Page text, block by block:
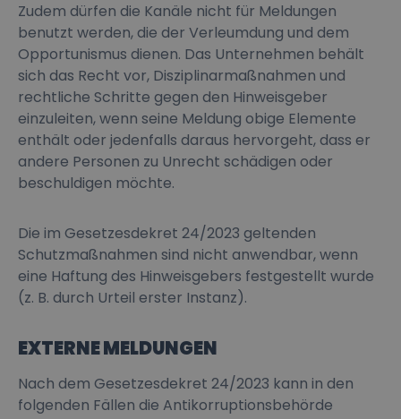
Zudem dürfen die Kanäle nicht für Meldungen
benutzt werden, die der Verleumdung und dem
Opportunismus dienen. Das Unternehmen behält
sich das Recht vor, Disziplinarmaßnahmen und
rechtliche Schritte gegen den Hinweisgeber
einzuleiten, wenn seine Meldung obige Elemente
enthält oder jedenfalls daraus hervorgeht, dass er
andere Personen zu Unrecht schädigen oder
beschuldigen möchte.
Die im Gesetzesdekret 24/2023 geltenden
Schutzmaßnahmen sind nicht anwendbar, wenn
eine Haftung des Hinweisgebers festgestellt wurde
(z. B. durch Urteil erster Instanz).
EXTERNE MELDUNGEN
Nach dem Gesetzesdekret 24/2023 kann in den
folgenden Fällen die Antikorruptionsbehörde